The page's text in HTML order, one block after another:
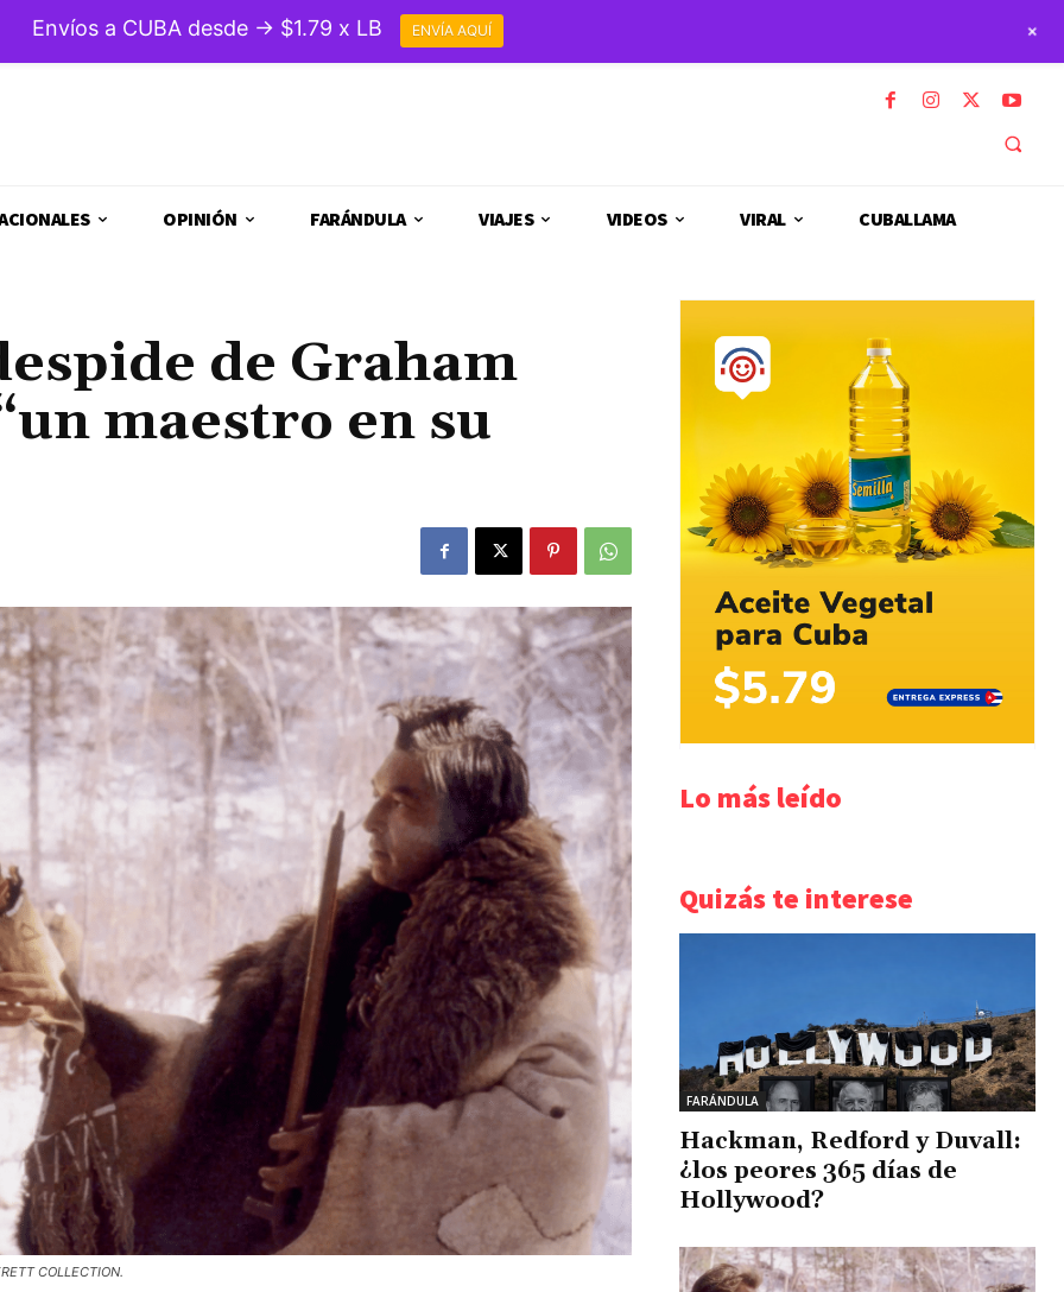
OPINIÓN FARÁNDULA VIAJES VIDEOS VIRAL CUBALLAMA
de Graham
maestro en su
COLLECTION.
Lo más leído
Quizás te interese
FARÁNDULA
Hackman, Redford y Duvall:
¿los peores 365 días de
Hollywood?
Envíos a CUBA desde → $1.79 x LB ENVÍA AQUÍ +